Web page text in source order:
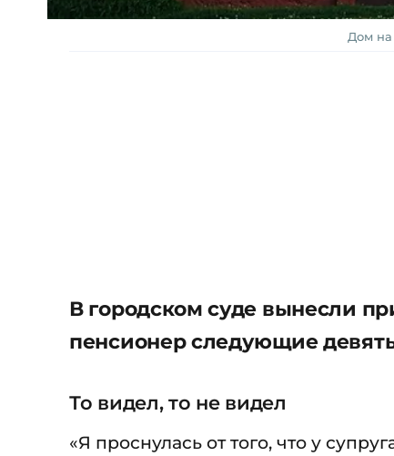
Дом
В городском суде вынесли
пенсионер следующие
То видел, то не видел
«Я проснулась от того, что у